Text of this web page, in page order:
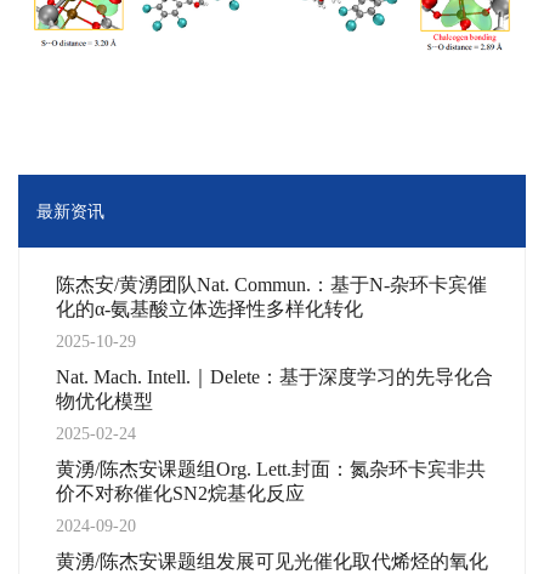
最新资讯
陈杰安/黄湧团队Nat. Commun.：基于N-杂环卡宾催
化的α-氨基酸立体选择性多样化转化
2025-10-29
Nat. Mach. Intell.｜Delete：基于深度学习的先导化合
物优化模型
2025-02-24
黄湧/陈杰安课题组Org. Lett.封面：氮杂环卡宾非共
价不对称催化SN2烷基化反应
2024-09-20
黄湧/陈杰安课题组发展可见光催化取代烯烃的氧化